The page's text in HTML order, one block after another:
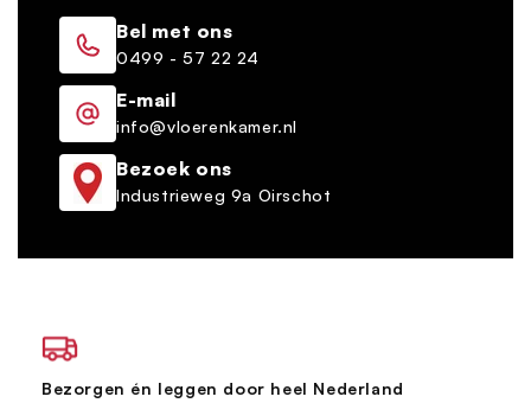
Bel met ons
0499 - 57 22 24
E-mail
info@vloerenkamer.nl
Bezoek ons
Industrieweg 9a Oirschot
Bezorgen én leggen door heel Nederland